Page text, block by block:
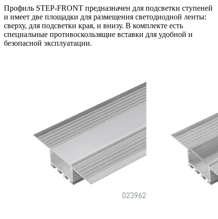
Профиль STEP-FRONT предназначен для подсветки ступеней
и имеет две площадки для размещения светодиодной ленты:
сверху, для подсветки края, и внизу. В комплекте есть
специальные противоскользящие вставки для удобной и
безопасной эксплуатации.